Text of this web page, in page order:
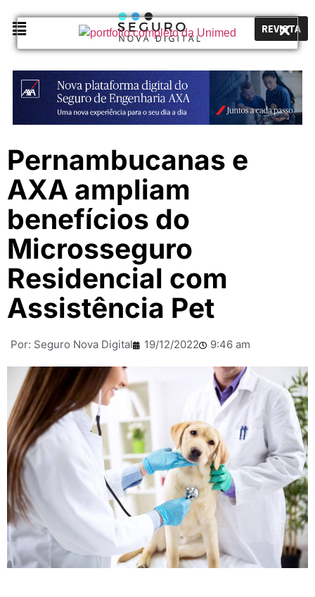
REVISTA
Pernambucanas e
AXA ampliam
benefícios do
Microsseguro
Residencial com
Assistência Pet
Por: Seguro Nova Digital 19/12/2022 9:46 am